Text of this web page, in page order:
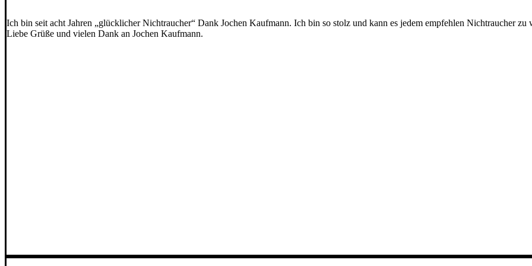
Ich bin seit acht Jahren „glücklicher Nichtraucher“ Dank Jochen Kaufmann. Ich bin so stolz und kann es jedem empfehlen Nichtraucher zu
Liebe Grüße und vielen Dank an Jochen Kaufmann.